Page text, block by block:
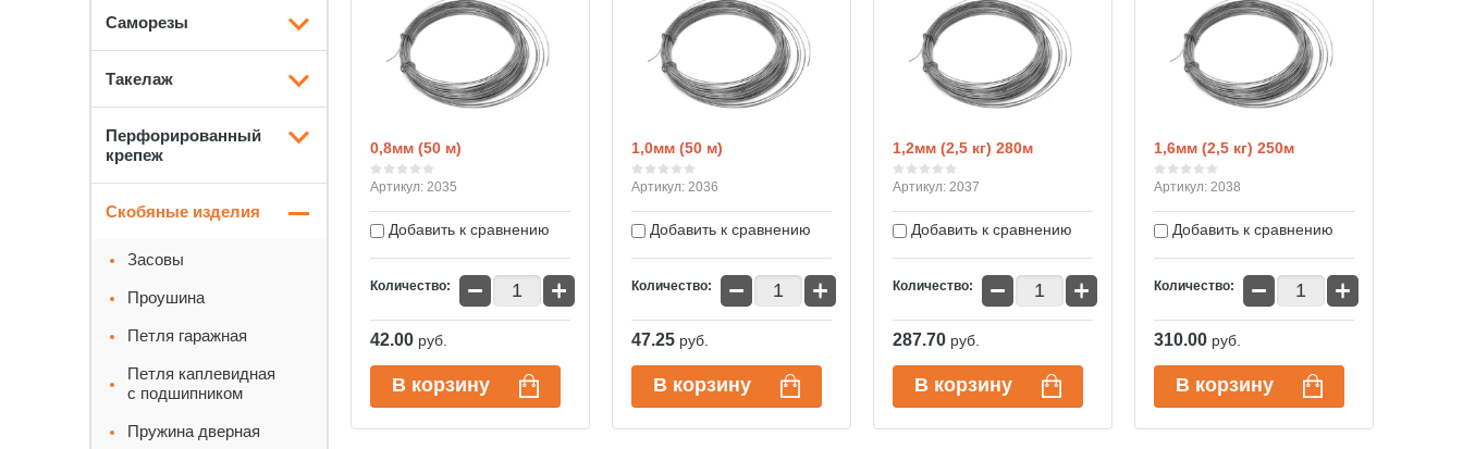
0,8мм (50 м)
Артикул: 2035
Добавить к сравнению
Количество: − +
42.00 руб.
В корзину
1,0мм (50 м)
Артикул: 2036
Добавить к сравнению
Количество: − +
47.25 руб.
В корзину
1,2мм (2,5 кг) 280м
Артикул: 2037
Добавить к сравнению
Количество: − +
287.70 руб.
В корзину
1,6мм (2,5 кг) 250м
Артикул: 2038
Добавить к сравнению
Количество: − +
310.00 руб.
В корзину
Саморезы
Такелаж
Перфорированный
крепеж
Скобяные изделия
Засовы
Проушина
Петля гаражная
Петля каплевидная
с подшипником
Пружина дверная